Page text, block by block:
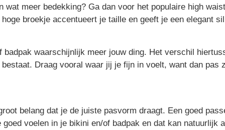
meer bedekking? Ga dan voor het populaire high
broekje accentueert je taille en geeft je een elegant
waarschijnlijk meer jouw ding. Het verschil
Draag vooral waar jij je fijn in voelt, want dan pas
belang dat je de juiste pasvorm draagt. Een goed
voelen in je bikini en/of badpak en dat kan natuurlijk